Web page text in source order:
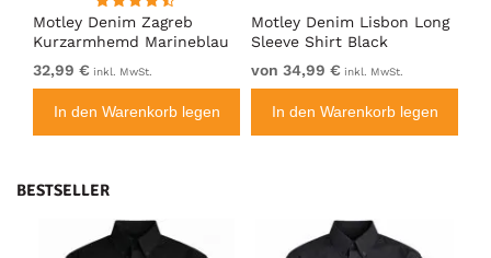
Motley Denim Zagreb
Kurzarmhemd Marineblau
32,99 € inkl. MwSt.
In den Warenkorb legen
Motley Denim Lisbon Long
Sleeve Shirt Black
von 34,99 € inkl. MwSt.
In den Warenkorb legen
BESTSELLER